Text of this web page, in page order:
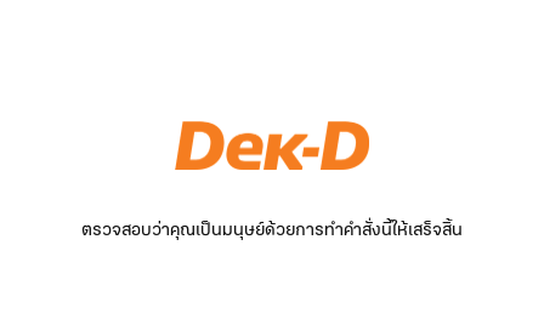
ตรวจสอบว่าคุณเป็นมนุษย์ด้วยการทำคำสั่งนี้ให้เสร็จสิ้น